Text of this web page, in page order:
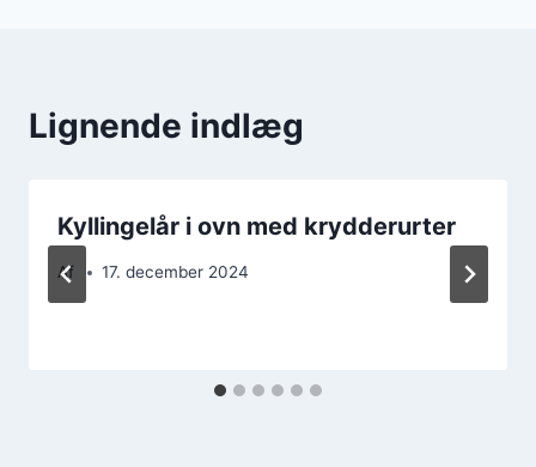
Lignende indlæg
Kyllingelår i ovn med krydderurter
Af 17. december 2024